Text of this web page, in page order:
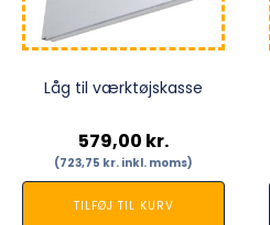
Låg til værktøjskasse
579,00 kr.
(723,75 kr. inkl. moms)
TILFØJ TIL KURV